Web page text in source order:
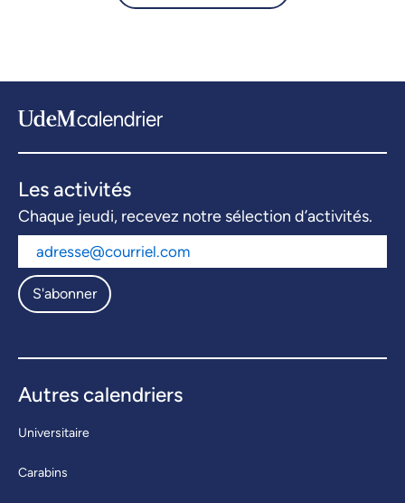
Les activités
Chaque jeudi, recevez notre sélection d’activités.
S'abonner
Autres calendriers
Universitaire
Carabins